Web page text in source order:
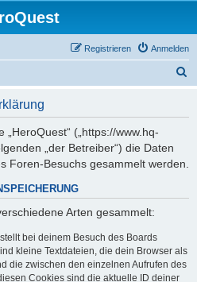
Anmelden
Registrieren
(„https://www.hq-
„der Betreiber“) die Daten
Foren-Besuchs gesammelt werden.
Arten gesammelt:
bei deinem Besuch des Boards
kleine Textdateien, die dein Browser als
die zwischen den einzelnen Aufrufen des
Cookies sind die aktuelle ID deiner